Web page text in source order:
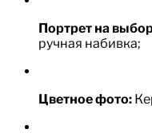
Портрет на
ручная набивка;
Цветное фото: